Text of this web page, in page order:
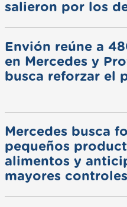
salieron por los
Envión reúne a
en Mercedes y
busca reforzar el
Mercedes busca
pequeños
alimentos y
mayores